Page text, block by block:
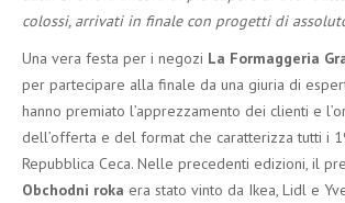
colossi, arrivati in finale con progetti di
Una vera festa per i negozi La Formaggeria
per partecipare alla finale da una giuria di
hanno premiato l’apprezzamento dei clienti e
dell’offerta e del format che caratterizza tutti i
Repubblica Ceca. Nelle precedenti edizioni, il
Obchodni roka era stato vinto da Ikea, Lidl e